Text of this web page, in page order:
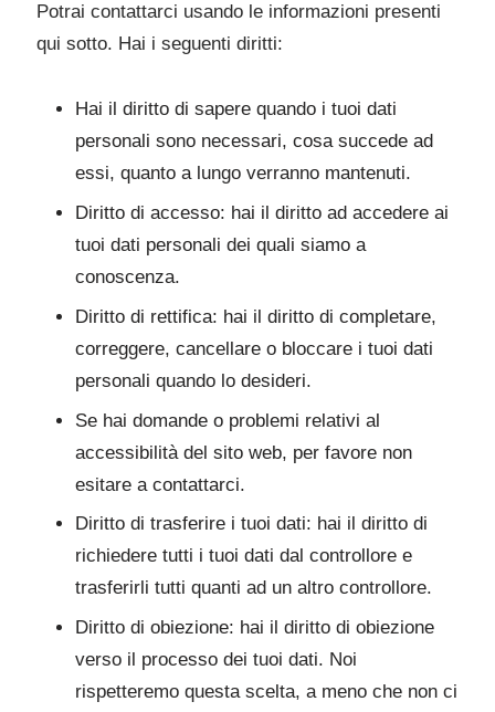
Potrai contattarci usando le informazioni presenti
qui sotto. Hai i seguenti diritti:
Hai il diritto di sapere quando i tuoi dati
personali sono necessari, cosa succede ad
essi, quanto a lungo verranno mantenuti.
Diritto di accesso: hai il diritto ad accedere ai
tuoi dati personali dei quali siamo a
conoscenza.
Diritto di rettifica: hai il diritto di completare,
correggere, cancellare o bloccare i tuoi dati
personali quando lo desideri.
Se hai domande o problemi relativi al
accessibilità del sito web, per favore non
esitare a contattarci.
Diritto di trasferire i tuoi dati: hai il diritto di
richiedere tutti i tuoi dati dal controllore e
trasferirli tutti quanti ad un altro controllore.
Diritto di obiezione: hai il diritto di obiezione
verso il processo dei tuoi dati. Noi
rispetteremo questa scelta, a meno che non ci